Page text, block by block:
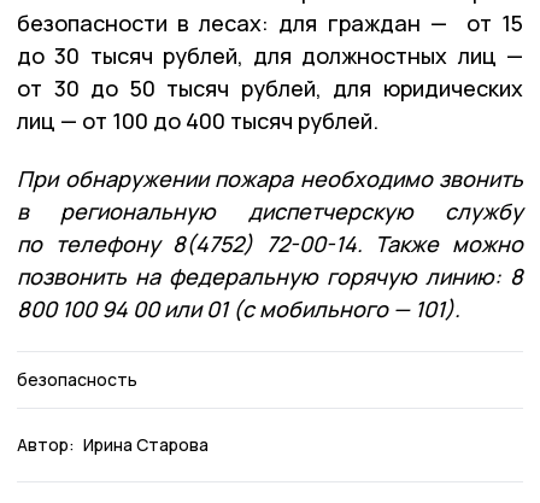
безопасности в лесах: для граждан — от 15
до 30 тысяч рублей, для должностных лиц —
от 30 до 50 тысяч рублей, для юридических
лиц — от 100 до 400 тысяч рублей.
При обнаружении пожара необходимо звонить
в региональную диспетчерскую службу
по телефону 8(4752) 72-00-14. Также можно
позвонить на федеральную горячую линию: 8
800 100 94 00 или 01 (с мобильного — 101).
безопасность
Автор: Ирина Старова